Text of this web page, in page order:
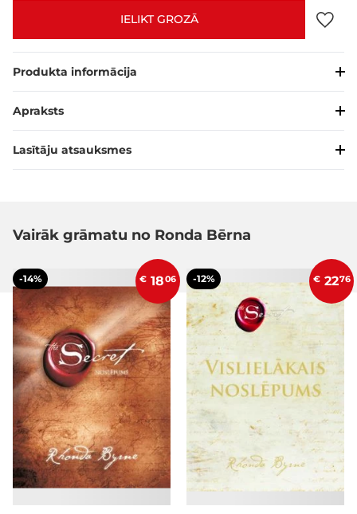
IELIKT GROZĀ
Produkta informācija
Apraksts
Lasītāju atsauksmes
Vairāk grāmatu no Ronda Bērna
-14% € 1806 -12% € 2276